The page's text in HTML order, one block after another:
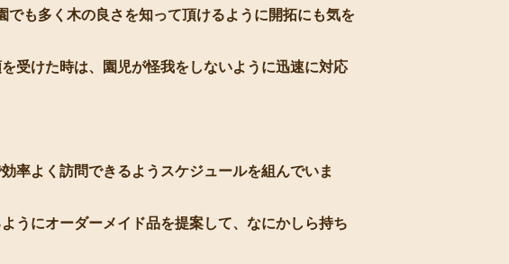
でも多く木の良さを知って頂けるように開拓にも気を
受けた時は、園児が怪我をしないように迅速に対応
率よく訪問できるようスケジュールを組んでいま
うにオーダーメイド品を提案して、なにかしら持ち